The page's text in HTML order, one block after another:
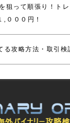
狙って順張り！ト
,０００円！
る攻略方法・取引検